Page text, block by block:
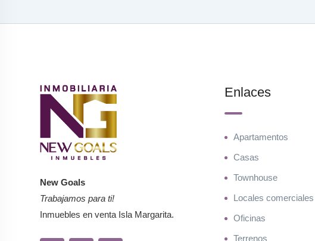
New Goals
Trabajamos para ti!
Inmuebles en venta Isla Margarita.
Enlaces
Apartamentos
Casas
Townhouse
Locales comerciales
Oficinas
Terrenos